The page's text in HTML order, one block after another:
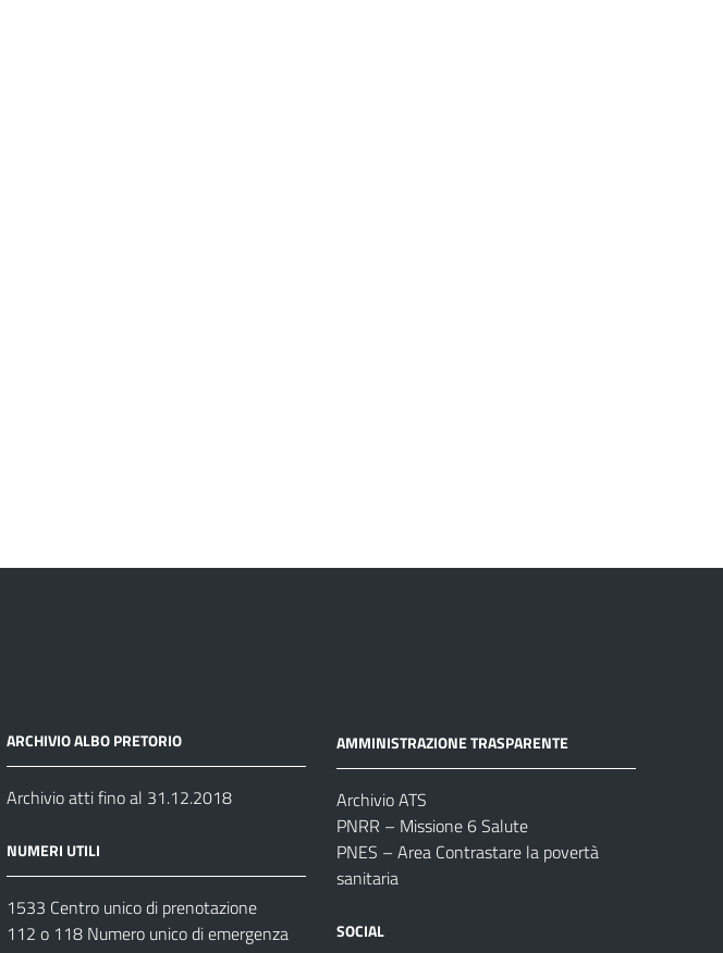
ARCHIVIO ALBO PRETORIO
Archivio atti fino al 31.12.2018
NUMERI UTILI
1533 Centro unico di prenotazione
112 o 118 Numero unico di emergenza
AMMINISTRAZIONE TRASPARENTE
Archivio ATS
PNRR – Missione 6 Salute
PNES – Area Contrastare la povertà
sanitaria
SOCIAL